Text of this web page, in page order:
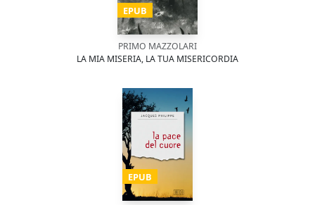
EPUB
PRIMO MAZZOLARI
LA MIA MISERIA, LA TUA MISERICORDIA
EPUB